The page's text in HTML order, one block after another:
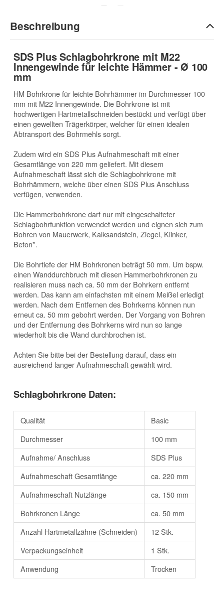
Beschreibung
SDS Plus Schlagbohrkrone mit M22
Innengewinde für leichte Hämmer - Ø 100
mm
HM Bohrkrone für leichte Bohrhämmer im Durchmesser 100
mm mit M22 Innengewinde. Die Bohrkrone ist mit
hochwertigen Hartmetallschneiden bestückt und verfügt über
einen gewellten Trägerkörper, welcher für einen idealen
Abtransport des Bohrmehls sorgt.
Zudem wird ein SDS Plus Aufnahmeschaft mit einer
Gesamtlänge von 220 mm geliefert. Mit diesem
Aufnahmeschaft lässt sich die Schlagbohrkrone mit
Bohrhämmern, welche über einen SDS Plus Anschluss
verfügen, verwenden.
Die Hammerbohrkrone darf nur mit eingeschalteter
Schlagbohrfunktion verwendet werden und eignen sich zum
Bohren von Mauerwerk, Kalksandstein, Ziegel, Klinker,
Beton*.
Die Bohrtiefe der HM Bohrkronen beträgt 50 mm. Um bspw.
einen Wanddurchbruch mit diesen Hammerbohrkronen zu
realisieren muss nach ca. 50 mm der Bohrkern entfernt
werden. Das kann am einfachsten mit einem Meißel erledigt
werden. Nach dem Entfernen des Bohrkerns können nun
erneut ca. 50 mm gebohrt werden. Der Vorgang von Bohren
und der Entfernung des Bohrkerns wird nun so lange
wiederholt bis die Wand durchbrochen ist.
Achten Sie bitte bei der Bestellung darauf, dass ein
ausreichend langer Aufnahmeschaft gewählt wird.
Schlagbohrkrone Daten:
Qualität
Basic
Durchmesser
100 mm
Aufnahme/ Anschluss
SDS Plus
Aufnahmeschaft Gesamtlänge
ca. 220 mm
Aufnahmeschaft Nutzlänge
ca. 150 mm
Bohrkronen Länge
ca. 50 mm
Anzahl Hartmetallzähne (Schneiden)
12 Stk.
Verpackungseinheit
1 Stk.
Anwendung
Trocken